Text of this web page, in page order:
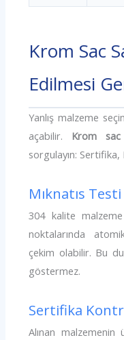
Krom Sac
Edilmesi
Yanlış malzeme
açabilir. Krom sac
sorgulayın: Sertifika,
Mıknatıs
304 kalite
noktalarında
çekim olabilir. Bu
göstermez.
Sertifika
Alınan